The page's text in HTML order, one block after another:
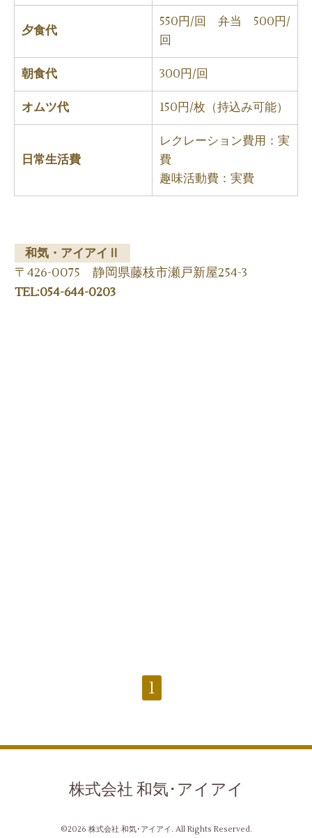
夕食代
550円/回 弁当 500円/
回
朝食代 300円/回
オムツ代 150円/枚（持込み可能）
日常生活費
レクレーション費用：実
費
趣味活動費：実費
和気・アイアイⅡ
〒426-0075 静岡県藤枝市瀬戸新屋254-3
TEL:054-644-0203
1
株式会社 和気･アイアイ
©2026 株式会社 和気･アイアイ . All Rights Reserved.